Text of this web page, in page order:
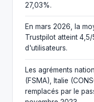
27,03%.
En mars 2026, la
Trustpilot atteint
d'utilisateurs.
Les agréments
(FSMA), Italie
remplacés par le